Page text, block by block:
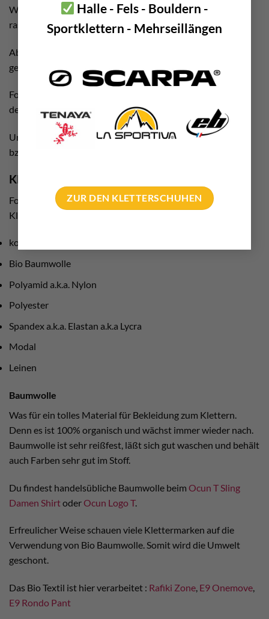
Halle - Fels - Bouldern -
Sportklettern - Mehrseillängen
ZUR DEN KLETTERSCHUHEN
Weiters sind Wärme Isolation, Schweißtransport und
rasches Trocknen wichtig.
Abschließend soll auch die optimale Bewegungsfreiheit
gewährleistet sein.
Folglich sind dies die Kriterien, die uns bei der Vorauswahl
der Modelle wichtig sind.
Unsere absoluten Besteller sind derRafiki Ascent Hoody
bzw. der
Kletterbekleidung Materialien
Folgende Materialien kommen bei der Produktion der
Kletterklamotten zum Einsatz.
konventionelle Baumwolle
Bio Baumwolle
Polyamid a.k.a. Nylon
Polyester
Spandex a.k.a. Elastan a.k.a Lycra
Modal
Leinen
Baumwolle
Was für ein tolles Material für Bekleidung zum Klettern.
Denn es ist 100% organisch und wächst immer wieder nach.
Baumwolle ist sehr reißfest, läßt sich gut waschen und behält
auch Farben sehr gut im Stoff.
Du findest handelsübliche Baumwolle beim Ocun T Sling
Damen Shirtoder Ocun Logo T.
Erfreulicher Weise schauen viele Klettermarken auf die
Verwendung von Bio Baumwolle. Somit wird die Umwelt
geschont.
Das Bio Textil ist hier verarbeitet : Rafiki Zone, E9 Onemove,
E9 Rondo Pant